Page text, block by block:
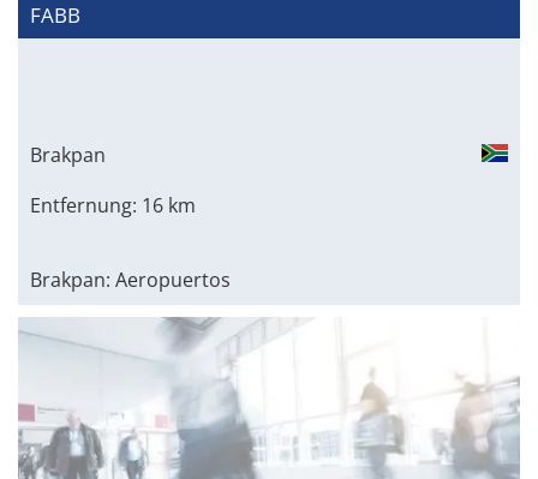
FABB
Brakpan
Entfernung: 16 km
Brakpan: Aeropuertos